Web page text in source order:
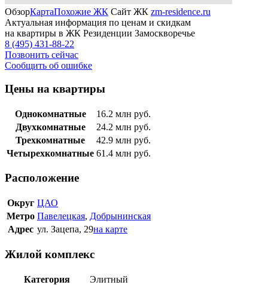
ОбзорКартаПохожие ЖК Сайт ЖК zm-residence.ru
Актуальная информация по ценам и скидкам
на квартиры в ЖК Резиденции Замоскворечье
8 (495) 431-88-22
Позвонить сейчас
Сообщить об ошибке
Цены на квартиры
Однокомнатные 16.2 млн руб.
Двухкомнатные
24.2 млн руб.
Трехкомнатные
42.9 млн руб.
Четырехкомнатные 61.4 млн руб.
Расположение
Округ ЦАО
Метро Павелецкая, Добрынинская
Адрес ул. Зацепа, 29на карте
Жилой комплекс
Категория
Элитный